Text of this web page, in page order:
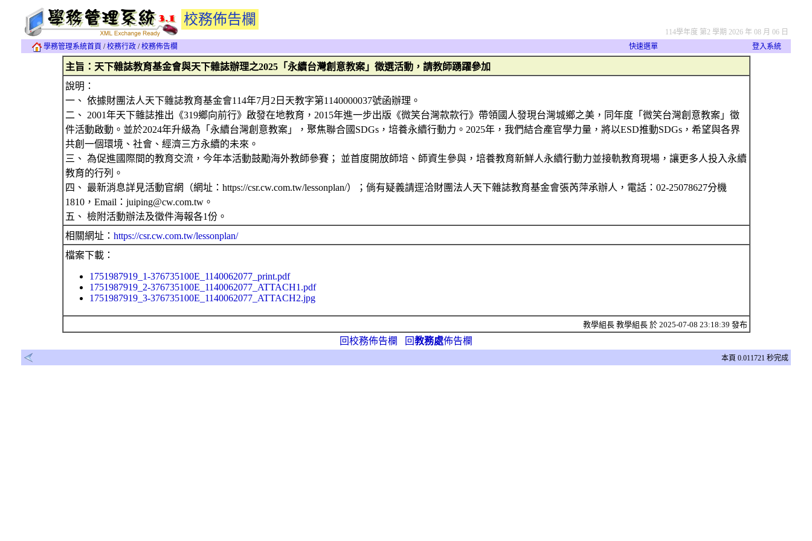
校務佈告欄
114學年度 第2 學期 2026 年 08 月 06 日
學務管理系統首頁 /校務行政 /校務佈告欄 快速選單 登入系統
主旨：天下雜誌教育基金會與天下雜誌辦理之2025「永續台灣創意教案」徵選活動，請教師踴躍參加
說明：
一、 依據財團法人天下雜誌教育基金會114年7月2日天教字第1140000037號函辦理。
二、 2001年天下雜誌推出《319鄉向前行》啟發在地教育，2015年進一步出版《微笑台灣款款行》帶領國人發現台灣城鄉之美，同年度「微笑台灣創意教案」徵
件活動啟動。並於2024年升級為「永續台灣創意教案」，聚焦聯合國SDGs，培養永續行動力。2025年，我們結合產官學力量，將以ESD推動SDGs，希望與各界
共創一個環境、社會、經濟三方永續的未來。
三、 為促進國際間的教育交流，今年本活動鼓勵海外教師參賽； 並首度開放師培、師資生參與，培養教育新鮮人永續行動力並接軌教育現場，讓更多人投入永續
教育的行列。
四、 最新消息詳見活動官網（網址：https://csr.cw.com.tw/lessonplan/）；倘有疑義請逕洽財團法人天下雜誌教育基金會張芮萍承辦人，電話：02-25078627分機
1810，Email：juiping@cw.com.tw。
五、 檢附活動辦法及徵件海報各1份。
相關網址： https://csr.cw.com.tw/lessonplan/
檔案下載：
1751987919_1-376735100E_1140062077_print.pdf
1751987919_2-376735100E_1140062077_ATTACH1.pdf
1751987919_3-376735100E_1140062077_ATTACH2.jpg
教學組長 教學組長 於 2025-07-08 23:18:39 發布
回校務佈告欄 回教務處佈告欄
本頁 0.011721 秒完成